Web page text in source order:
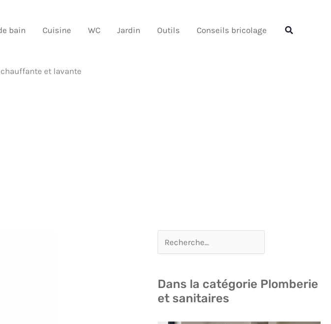
bain Cuisine WC Jardin Outils Conseils bricolage Rechercher
et lavante
Dans la catégorie Plomberie
et sanitaires